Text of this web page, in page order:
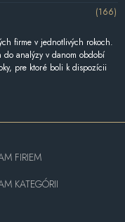
(166)
firme v jednotlivých rokoch.
do analýzy v danom období
pre ktoré boli k dispozícii
FIRIEM
KATEGÓRII